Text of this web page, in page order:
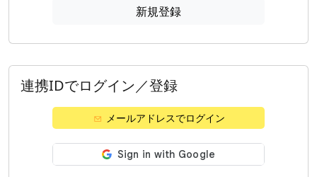
新規登録
連携IDでログイン／登録
メールアドレスでログイン